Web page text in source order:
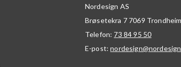
Nordesign AS
Brøsetekra 7 7069 Trondheim
Telefon: 73 84 95 50
E-post: